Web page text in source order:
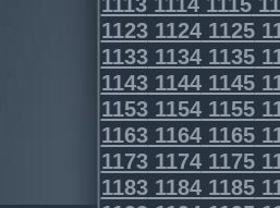
112311241125
113311341135
114311441145
115311541155
116311641165
117311741175
118311841185